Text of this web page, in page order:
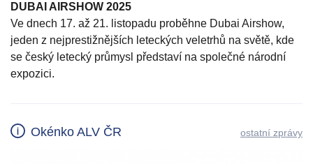
DUBAI AIRSHOW 2025
Ve dnech 17. až 21. listopadu proběhne Dubai Airshow,
jeden z nejprestižnějších leteckých veletrhů na světě, kde
se český letecký průmysl představí na společné národní
expozici.
Okénko ALV ČR ostatní zprávy